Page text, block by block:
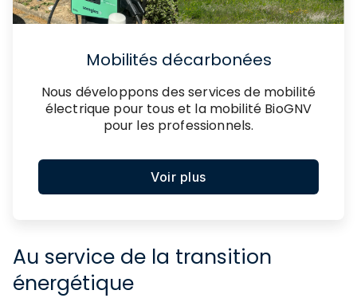
Mobilités décarbonées
Nous développons des services de mobilité
électrique pour tous et la mobilité BioGNV
pour les professionnels.
Voir plus
Au service de la transition
énergétique